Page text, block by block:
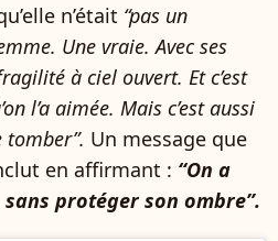
n’était “pas un
Une vraie. Avec ses
à ciel ouvert. Et c’est
l’a aimée. Mais c’est aussi
tomber”. Un message que
en affirmant : “On a
protéger son ombre”.